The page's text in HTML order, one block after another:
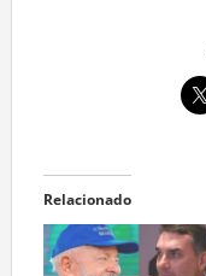
Relacionado